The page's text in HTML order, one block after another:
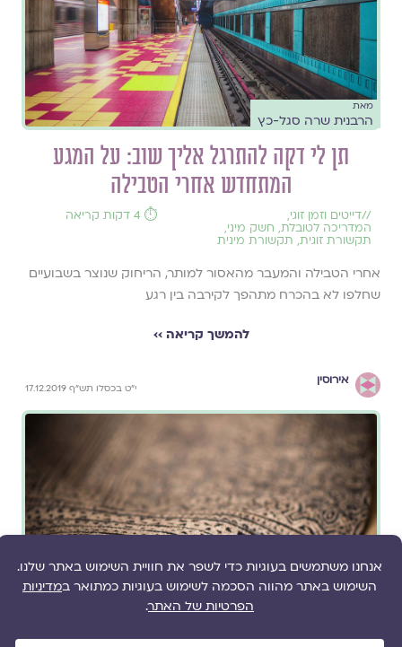
מאת
הרבנית שרה סגל-כץ
תן לי דקה להתרגל אליך שוב: על המגע
המתחדש אחרי הטבילה
//דייטים וזמן זוגי,
המדריכה לטובלת, חשק מיני,
תקשורת זוגית, תקשורת מינית
⏱️ 4 דקות קריאה
אחרי הטבילה והמעבר מהאסור למותר, הריחוק שנוצר בשבועיים
שחלפו לא בהכרח מתהפך לקירבה בין רגע
להמשך קריאה ››
אירוסין
י"ט בכסלו תש"ף 17.12.2019
הרבנית שרה סגל-כץ